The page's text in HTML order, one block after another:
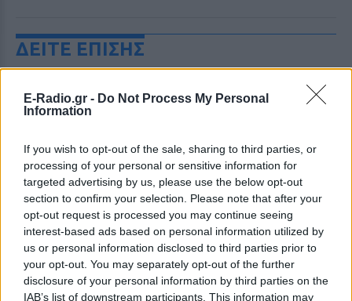
E-Radio.gr - Do Not Process My Personal
Information
If you wish to opt-out of the sale, sharing to third parties, or
processing of your personal or sensitive information for
targeted advertising by us, please use the below opt-out
section to confirm your selection. Please note that after your
opt-out request is processed you may continue seeing
interest-based ads based on personal information utilized by
us or personal information disclosed to third parties prior to
your opt-out. You may separately opt-out of the further
disclosure of your personal information by third parties on the
IAB’s list of downstream participants. This information may
ΔΕΙΤΕ ΕΠΙΣΗΣ
ΣΤΗΝ ΙΔΙΑ ΚΑΤΗΓΟΡΙΑ
19χρονο να οδηγείται με τη βία
για επιστράτευση ‑ Τι είναι το
«busification»
ΧΤΕΣ
Βίντεο που φέρεται να δείχνει βίαιη
μεταφορά άνδρα για στρατιωτική
επιστράτευση στην Ουκρανία
επαναφέρει τη συζήτηση για το λεγόμενο
«busification».
Ουκρανία: Βίντεο σοκ με